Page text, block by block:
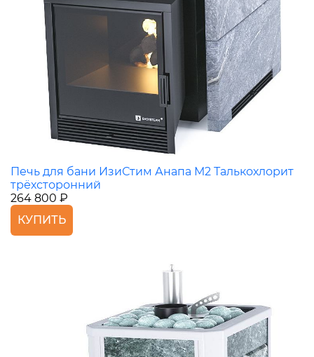
Печь для бани ИзиСтим Анапа М2 Талькохлорит
трёхсторонний
264 800 ₽
КУПИТЬ